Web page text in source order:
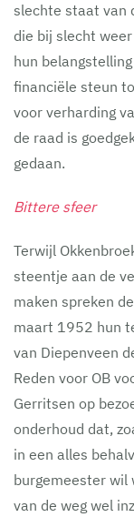
slechte staat van
die bij slecht
hun
financiële steun
voor verharding
de raad is
gedaan.
Bittere sfeer
Terwijl
steentje aan de
maken spreken
maart 1952 hun
van Diepenveen
Reden voor OB
Gerritsen op
onderhoud dat,
in een alles
burgemeester wil
van de weg wel